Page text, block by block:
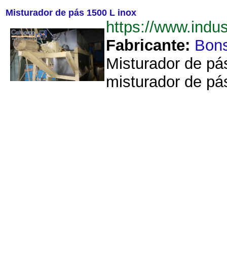
Misturador de pás 1500 L inox
https://
Fabricante:
Misturador de
misturador de